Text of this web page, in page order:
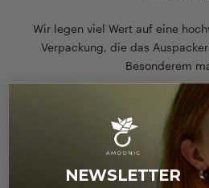
Wir legen viel Wert auf eine
Verpackung, die das
Besonderem
Zu unserer
NEWSLETTER